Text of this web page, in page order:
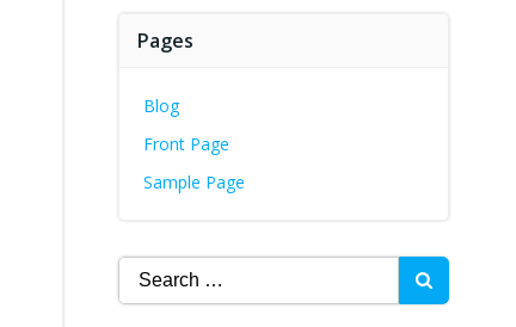
Pages
Blog
Front Page
Sample Page
Search
for: